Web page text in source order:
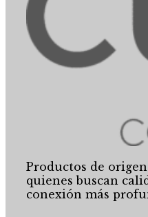
Productos de
quienes buscan
conexión más